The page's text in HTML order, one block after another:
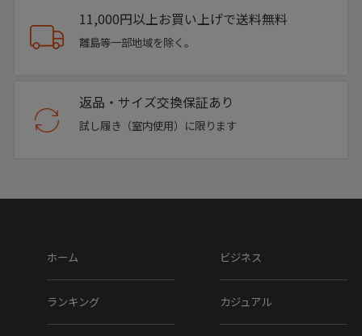
11,000円以上お買い上げで送料無料
離島等一部地域を除く。
返品・サイズ交換保証あり
試し履き（室内使用）に限ります
ホーム
ランキング
ビジネス
カジュアル